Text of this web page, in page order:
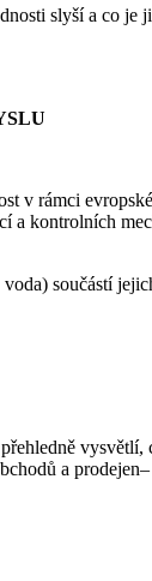
slyší a co je
v rámci
kontrolních
součástí
a